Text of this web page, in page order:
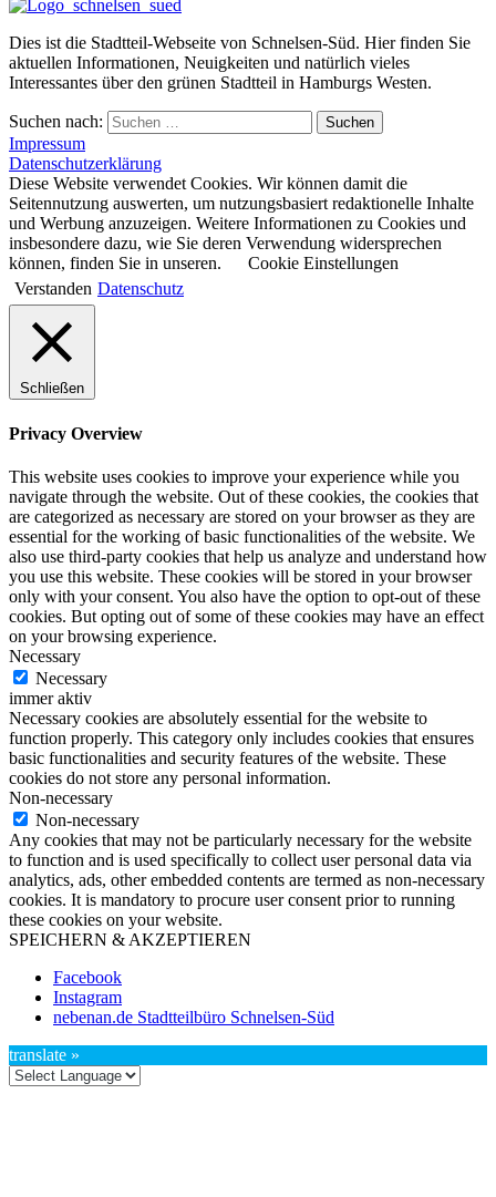
Dies ist die Stadtteil-Webseite von Schnelsen-Süd. Hier finden Sie
aktuellen Informationen, Neuigkeiten und natürlich vieles
Interessantes über den grünen Stadtteil in Hamburgs Westen.
Suchen nach: Suchen
Impressum
Datenschutzerklärung
Diese Website verwendet Cookies. Wir können damit die
Seitennutzung auswerten, um nutzungsbasiert redaktionelle Inhalte
und Werbung anzuzeigen. Weitere Informationen zu Cookies und
insbesondere dazu, wie Sie deren Verwendung widersprechen
können, finden Sie in unseren.
Cookie Einstellungen
Verstanden Datenschutz
Schließen
Privacy Overview
This website uses cookies to improve your experience while you
navigate through the website. Out of these cookies, the cookies that
are categorized as necessary are stored on your browser as they are
essential for the working of basic functionalities of the website. We
also use third-party cookies that help us analyze and understand how
you use this website. These cookies will be stored in your browser
only with your consent. You also have the option to opt-out of these
cookies. But opting out of some of these cookies may have an effect
on your browsing experience.
Necessary
Necessary
immer aktiv
Necessary cookies are absolutely essential for the website to
function properly. This category only includes cookies that ensures
basic functionalities and security features of the website. These
cookies do not store any personal information.
Non-necessary
Non-necessary
Any cookies that may not be particularly necessary for the website
to function and is used specifically to collect user personal data via
analytics, ads, other embedded contents are termed as non-necessary
cookies. It is mandatory to procure user consent prior to running
these cookies on your website.
SPEICHERN & AKZEPTIEREN
Facebook
Instagram
nebenan.de Stadtteilbüro Schnelsen-Süd
translate »